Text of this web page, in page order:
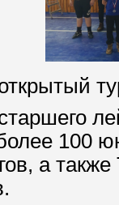
100
а